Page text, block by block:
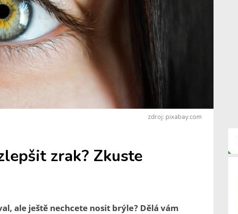
zdroj: pixabay.com
zrak? Zkuste
ale ještě nechcete nosit brýle? Dělá vám